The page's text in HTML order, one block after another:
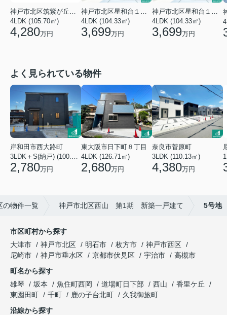
神戸市北区筑紫が丘９丁目
4LDK (105.70㎡)
4,280万円
神戸市北区星和台１丁目
4LDK (104.33㎡)
3,699万円
神戸市北区星和台１丁目
4LDK (104.33㎡)
3,699万円
よく見られている物件
岸和田市西大路町
2,780万円
東大阪市日下町８丁目
4LDK (126.71㎡)
2,680万円
奈良市菅原町
3LDK (110.13㎡)
4,380万円
の物件一覧 神戸市北区西山 第1期 新築一戸建て 5号地
市区町村から探す
大津市
神戸市北区 明石市 枚方市
神戸市西区
尼崎市
神戸市垂水区 京都市伏見区 宇治市
高槻市
町名から探す
雄琴
坂本 魚住町西岡 道場町日下部 西山
香里ケ丘
東園田町
千町 鹿の子台北町
久我御旅町
沿線から探す